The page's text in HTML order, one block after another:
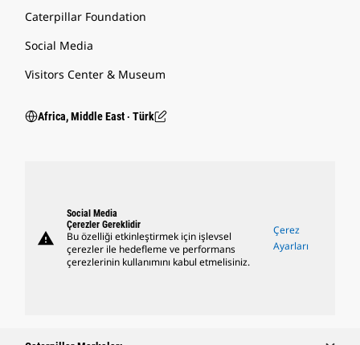
Caterpillar Foundation
Social Media
Visitors Center & Museum
Africa, Middle East ‧ Türk
warning
Social Media
Çerezler Gereklidir
Bu özelliği etkinleştirmek için işlevsel
çerezler ile hedefleme ve performans
çerezlerinin kullanımını kabul etmelisiniz.
Çerez
Ayarları